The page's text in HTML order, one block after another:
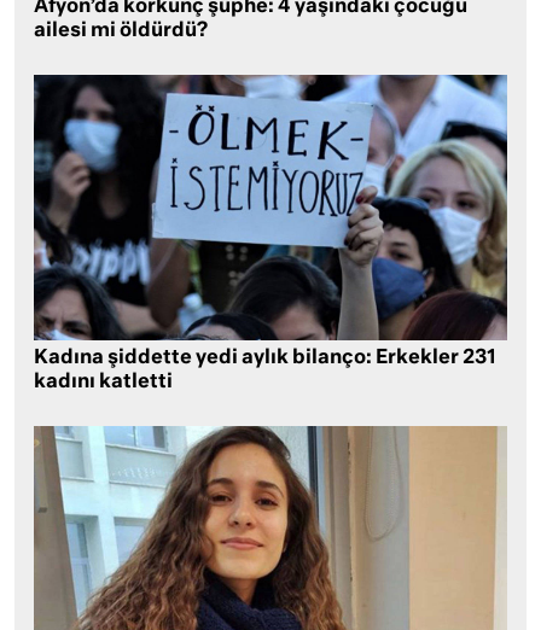
Afyon’da korkunç şüphe: 4 yaşındaki çocuğu
ailesi mi öldürdü?
Kadına şiddette yedi aylık bilanço: Erkekler 231
kadını katletti